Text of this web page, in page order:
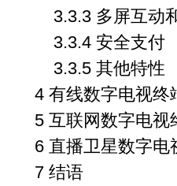
3.3.3 多屏互动
3.3.4 安全支付
3.3.5 其他特性
4 有线数字电视终
5 互联网数字电视
6 直播卫星数字电
7 结语